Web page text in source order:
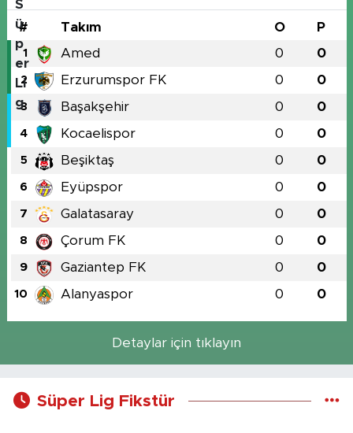
# Takım O P
1 Amed 0 0
2 Erzurumspor FK 0 0
3 Başakşehir 0 0
4 Kocaelispor 0 0
5 Beşiktaş 0 0
6 Eyüpspor 0 0
7 Galatasaray 0 0
8 Çorum FK 0 0
9 Gaziantep FK 0 0
10 Alanyaspor 0 0
Detaylar için tıklayın
Süper Lig Fikstür